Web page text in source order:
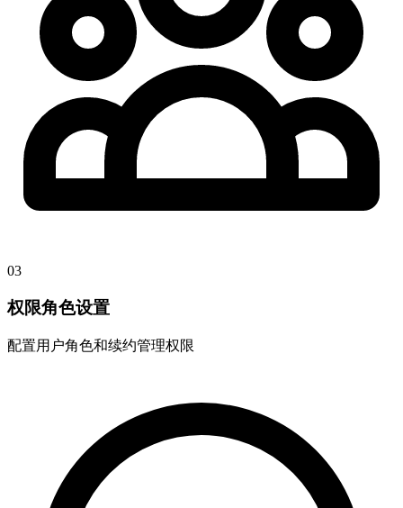
03
权限角色设置
配置用户角色和续约管理权限